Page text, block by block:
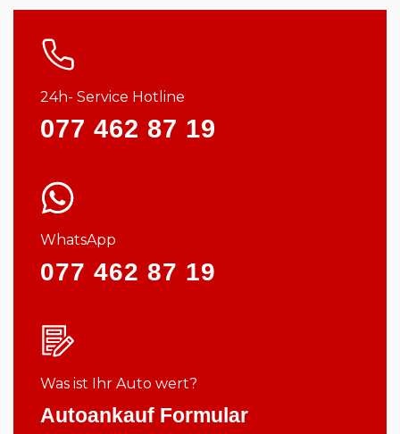
24h- Service Hotline
077 462 87 19
WhatsApp
077 462 87 19
Was ist Ihr Auto wert?
Autoankauf Formular